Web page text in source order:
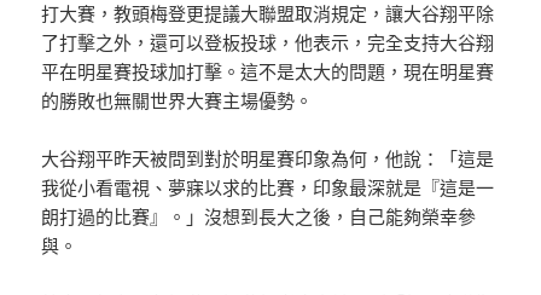
打大賽，教頭梅登更提議大聯盟取消規定，讓大谷翔平除
了打擊之外，還可以登板投球，他表示，完全支持大谷翔
平在明星賽投球加打擊。這不是太大的問題，現在明星賽
的勝敗也無關世界大賽主場優勢。
大谷翔平昨天被問到對於明星賽印象為何，他說：「這是
我從小看電視、夢寐以求的比賽，印象最深就是『這是一
朗打過的比賽』。」沒想到長大之後，自己能夠榮幸參
與。